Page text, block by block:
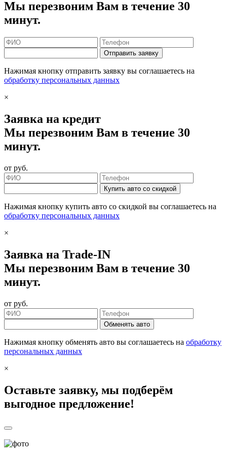
Мы перезвоним Вам в течение 30
минут.
Отправить заявку
Нажимая кнопку отправить заявку вы соглашаетесь на
обработку персональных данных
×
Заявка на кредит
Мы перезвоним Вам в течение 30
минут.
от руб.
Купить авто со скидкой
Нажимая кнопку купить авто со скидкой вы соглашаетесь на
обработку персональных данных
×
Заявка на Trade-IN
Мы перезвоним Вам в течение 30
минут.
от руб.
Обменять авто
Нажимая кнопку обменять авто вы соглашаетесь на обработку
персональных данных
×
Оставьте заявку, мы подберём
выгодное предложение!